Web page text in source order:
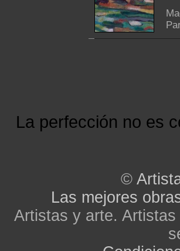
La perfección no es
©
Las mejores
Artistas y arte.